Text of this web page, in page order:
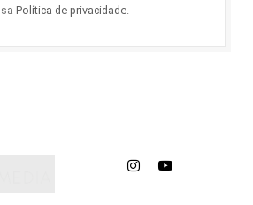
Política de privacidade.
InstagramYouTube